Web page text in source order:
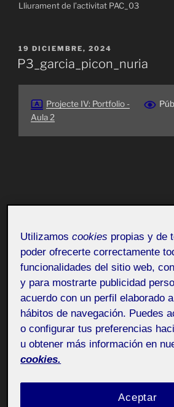
Lliurament de l’activitat PAC_03
PUBLICADO
EL
19 DICIEMBRE, 2024
P3_garcia_picon_nuria
Projecte IV: Portfolio -
Aula 2
Utilizamoscookies propias y de
poder ofrecerte correctamente
funcionalidades del sitio web,
y para mostrarte publicidad
acuerdo con un perfil elaborado
hábitos de navegación. Puedes
o configurar tus preferencias
u obtener más información en
cookies.
Aceptar